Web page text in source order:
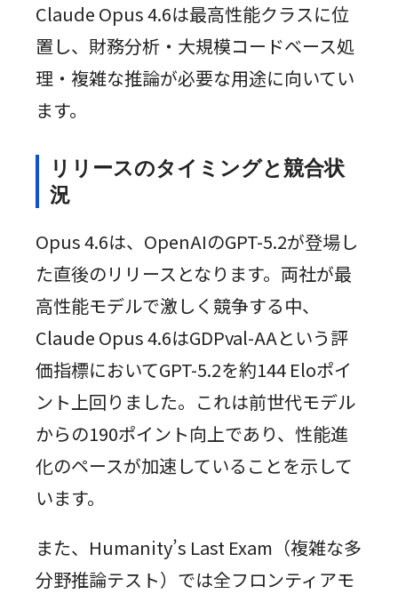
Claude Opus 4.6は最高性能クラスに位
置し、財務分析・大規模コードベース処
理・複雑な推論が必要な用途に向いてい
ます。
リリースのタイミングと競合状
況
Opus 4.6は、OpenAIのGPT-5.2が登場し
た直後のリリースとなります。両社が最
高性能モデルで激しく競争する中、
Claude Opus 4.6はGDPval-AAという評
価指標においてGPT-5.2を約144 Eloポイ
ント上回りました。これは前世代モデル
からの190ポイント向上であり、性能進
化のペースが加速していることを示して
います。
また、Humanity’s Last Exam（複雑な多
分野推論テスト）では全フロンティアモ